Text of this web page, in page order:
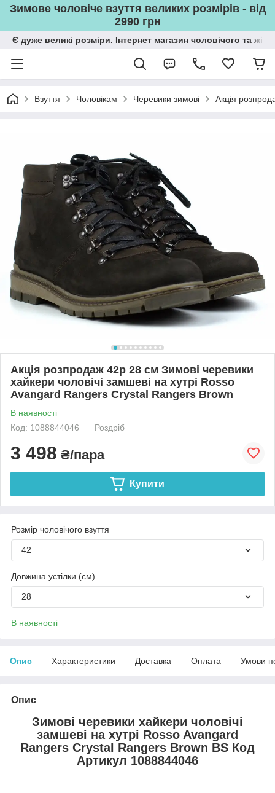
Зимове чоловіче взуття великих розмірів - від
2990 грн
Є дуже великі розміри. Інтернет магазин чоловічого та
Взуття Чоловікам Черевики зимові Акція
Акція розпродаж 42р 28 см Зимові черевики
хайкери чоловічі замшеві на хутрі Rosso
Avangard Rangers Crystal Rangers Brown
В наявності
Код: 1088844046
Роздріб
3 498 ₴/пара
Купити
Розмір чоловічого взуття
42
Довжина устілки (см)
28
В наявності
Опис Характеристики Доставка Оплата Умови
Опис
Зимові черевики хайкери чоловічі
замшеві на хутрі Rosso Avangard
Rangers Crystal Rangers Brown BS Код
Артикул 1088844046